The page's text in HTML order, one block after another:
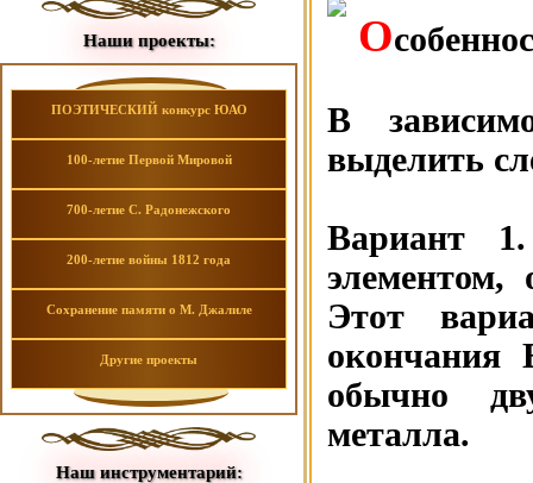
Наши проекты:
ПОЭТИЧЕСКИЙ конкурс ЮАО
100-летие Первой Мировой
700-летие С. Радонежского
200-летие войны 1812 года
Сохранение памяти о М. Джалиле
Другие проекты
Наш инструментарий:
О
В
выделить
Вариант
элементом,
Этот
окончания
обычно
металла.